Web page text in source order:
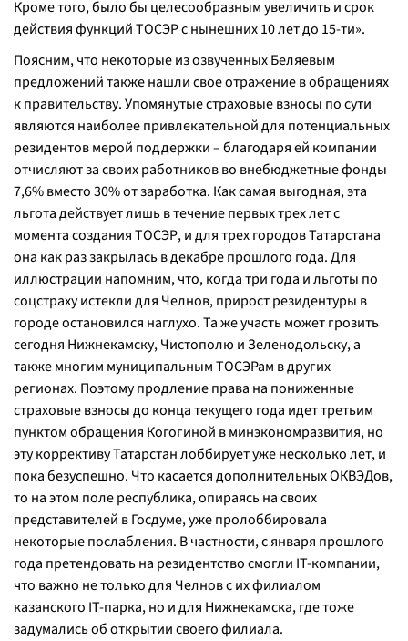
Кроме того, было бы целесообразным увеличить и срок
действия функций ТОСЭР с нынешних 10 лет до 15-ти».
Поясним, что некоторые из озвученных Беляевым
предложений также нашли свое отражение в обращениях
к правительству. Упомянутые страховые взносы по сути
являются наиболее привлекательной для потенциальных
резидентов мерой поддержки – благодаря ей компании
отчисляют за своих работников во внебюджетные фонды
7,6% вместо 30% от заработка. Как самая выгодная, эта
льгота действует лишь в течение первых трех лет с
момента создания ТОСЭР, и для трех городов Татарстана
она как раз закрылась в декабре прошлого года. Для
иллюстрации напомним, что, когда три года и льготы по
соцстраху истекли для Челнов, прирост резидентуры в
городе остановился наглухо. Та же участь может грозить
сегодня Нижнекамску, Чистополю и Зеленодольску, а
также многим муниципальным ТОСЭРам в других
регионах. Поэтому продление права на пониженные
страховые взносы до конца текущего года идет третьим
пунктом обращения Когогиной в минэкономразвития, но
эту коррективу Татарстан лоббирует уже несколько лет, и
пока безуспешно. Что касается дополнительных ОКВЭДов,
то на этом поле республика, опираясь на своих
представителей в Госдуме, уже пролоббировала
некоторые послабления. В частности, с января прошлого
года претендовать на резидентство смогли IT-компании,
что важно не только для Челнов с их филиалом
казанского IT-парка, но и для Нижнекамска, где тоже
задумались об открытии своего филиала.